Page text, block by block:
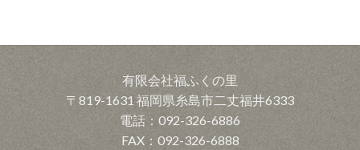
有限会社福ふくの里
〒819-1631 福岡県糸島市二丈福井6333
電話：092-326-6886
FAX：092-326-6888